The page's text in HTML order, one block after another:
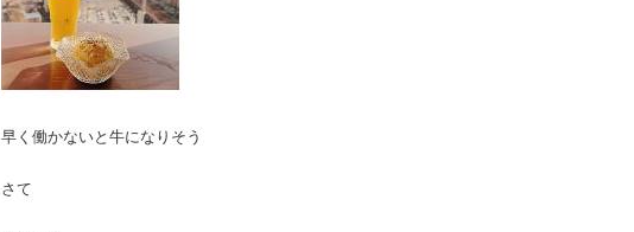
早く働かないと牛になりそう
さて